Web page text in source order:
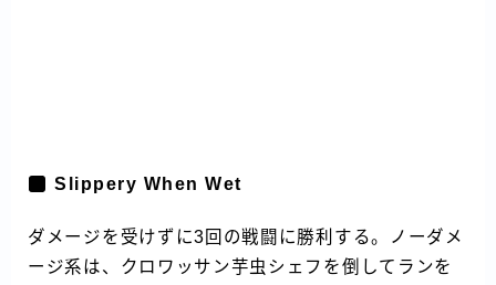
Slippery When Wet
ダメージを受けずに3回の戦闘に勝利する。ノーダメ
ージ系は、クロワッサン芋虫シェフを倒してランを